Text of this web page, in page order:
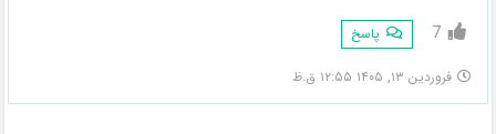
7 پاسخ
فروردین ۱۳, ۱۴۰۵ ۱۲:۵۵ ق.ظ